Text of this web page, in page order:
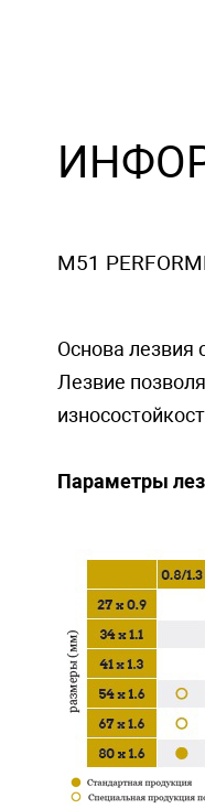
M51
Основа лезвия
Лезвие
Параметры